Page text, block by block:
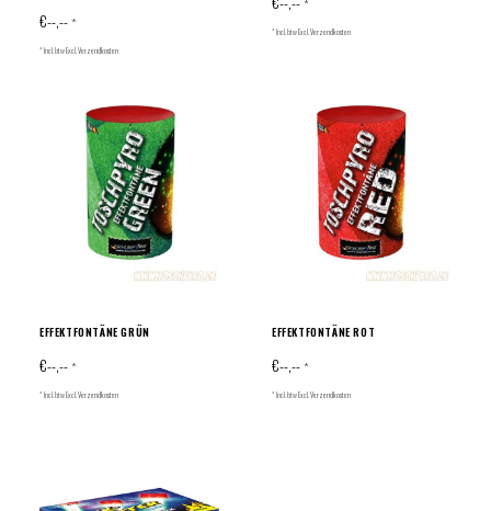
€--,-- *
* Incl. btw Excl. Verzendkosten
* Incl. btw Excl. Verzendkosten
EFFEKTFONTÄNE GRÜN
€--,-- *
* Incl. btw Excl. Verzendkosten
EFFEKTFONTÄNE ROT
€--,-- *
* Incl. btw Excl. Verzendkosten